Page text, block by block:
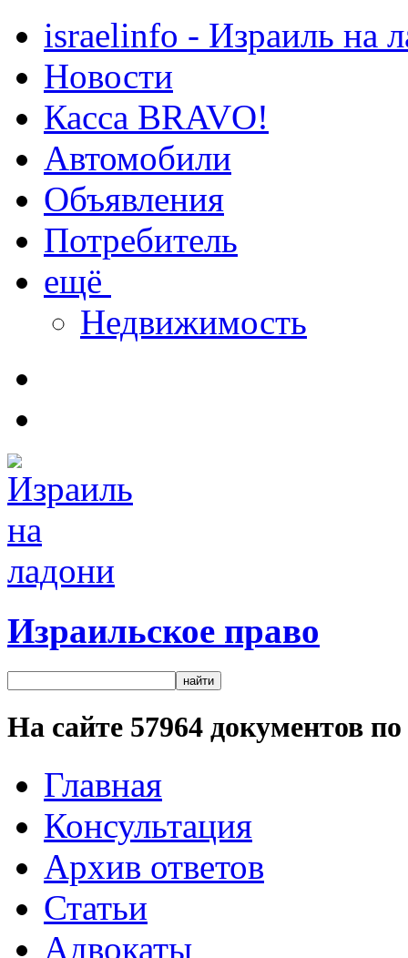
israelinfo - Израиль на
Новости
Касса BRAVO!
Автомобили
Объявления
Потребитель
ещё
Недвижимость
Израильское право
На сайте 57964 документов
Главная
Консультация
Архив ответов
Статьи
Адвокаты